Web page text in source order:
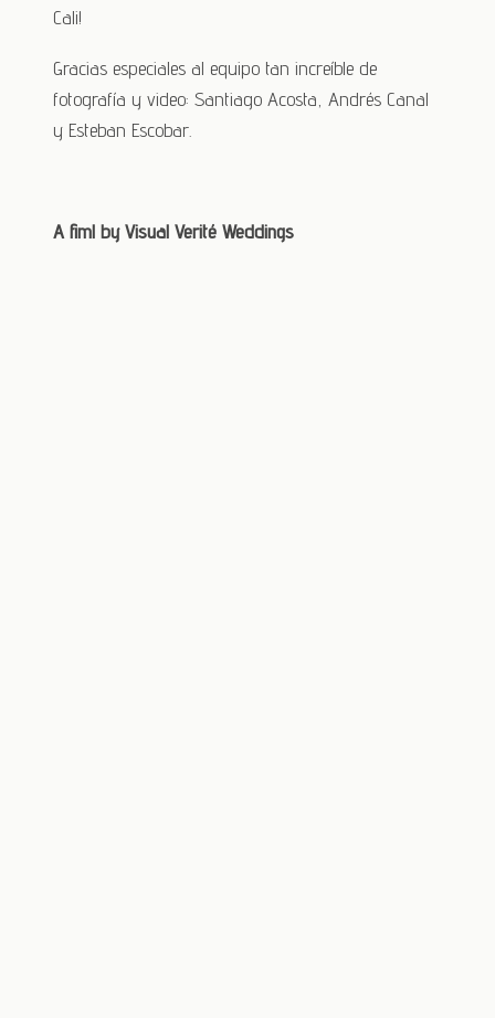
Cali!
Gracias especiales al equipo tan increíble de
fotografía y video: Santiago Acosta, Andrés Canal
y Esteban Escobar.
A fiml by Visual Verité Weddings